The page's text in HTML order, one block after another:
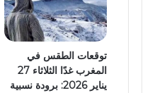
توقعات الطقس في
المغرب غدًا الثلاثاء 27
يناير 2026: برودة نسبية